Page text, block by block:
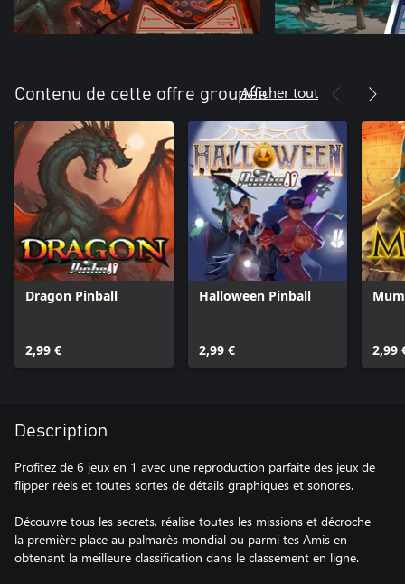
Contenu de cette offre groupéeAfficher tout
Dragon Pinball
2,99 €
Halloween Pinball
2,99 € 2,99
Description
Profitez de 6 jeux en 1 avec une reproduction parfaite des jeux de
flipper réels et toutes sortes de détails graphiques et sonores.
Découvre tous les secrets, réalise toutes les missions et décroche
la première place au palmarès mondial ou parmi tes Amis en
obtenant la meilleure classification dans le classement en ligne.